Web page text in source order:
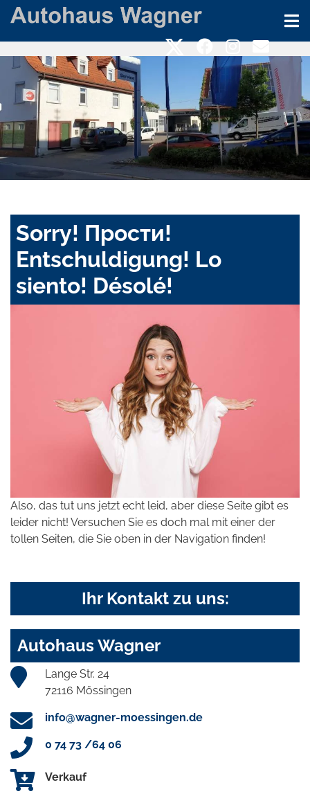
Sorry! Прости!
Entschuldigung! Lo
siento! Désolé!
Also, das tut uns jetzt echt leid, aber diese Seite gibt es
leider nicht! Versuchen Sie es doch mal mit einer der
tollen Seiten, die Sie oben in der Navigation finden!
Ihr Kontakt zu uns:
Autohaus Wagner
Lange Str. 24
72116 Mössingen
info@wagner-moessingen.de
0 74 73 /64 06
Verkauf